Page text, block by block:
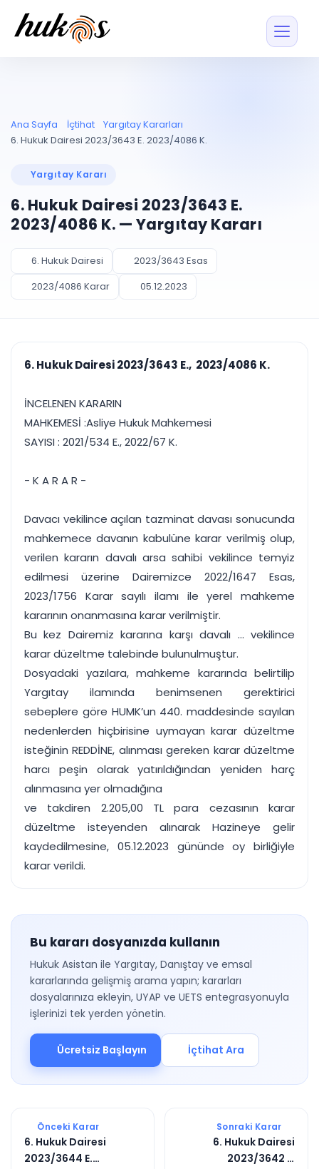
Entegrasyonu
UYAP ile otomatik
UYAP Evrak
Entegrasyonu
UETS Entegrasyonu
Tebligatları anında
Müvekkil ve taraf
Vekalet
PLANLAMA & TAKİP
Pano ve Takip
Duruşma ve görev
takvimi
Bildirim
takibi
Tek panelde uçtan uca yönetim
Tüm özellikleri inceleyin
Blog
Ücretsiz Başlayın Giriş Yap
Ana Sayfa İçtihat
Yargıtay Kararları
6. Hukuk Dairesi 2023/3643 E. 2023/4086 K.
Yargıtay Kararı
6. Hukuk Dairesi 2023/3643 E.
2023/4086 K. — Yargıtay Kararı
6. Hukuk Dairesi
2023/3643 Esas
2023/4086 Karar
05.12.2023
6. Hukuk Dairesi 2023/3643 E., 2023/4086 K.
İNCELENEN KARARIN
MAHKEMESİ :Asliye Hukuk Mahkemesi
SAYISI : 2021/534 E., 2022/67 K.
- K A R A R -
Davacı vekilince açılan tazminat davası sonucunda
mahkemece davanın kabulüne karar verilmiş olup,
verilen kararın davalı arsa sahibi vekilince temyiz
edilmesi üzerine Dairemizce 2022/1647 Esas,
2023/1756 Karar sayılı ilamı ile yerel mahkeme
kararının onanmasına karar verilmiştir.
Bu kez Dairemiz kararına karşı davalı ... vekilince
karar düzeltme talebinde bulunulmuştur.
Dosyadaki yazılara, mahkeme kararında belirtilip
Yargıtay ilamında benimsenen gerektirici
sebeplere göre HUMK’un 440. maddesinde sayılan
nedenlerden hiçbirisine uymayan karar düzeltme
isteğinin REDDİNE, alınması gereken karar düzeltme
harcı peşin olarak yatırıldığından yeniden harç
alınmasına yer olmadığına
ve takdiren 2.205,00 TL para cezasının karar
düzeltme isteyenden alınarak Hazineye gelir
kaydedilmesine, 05.12.2023 gününde oy birliğiyle
karar verildi.
Bu kararı dosyanızda kullanın
Hukuk Asistan ile Yargıtay, Danıştay ve emsal
kararlarında gelişmiş arama yapın; kararları
dosyalarınıza ekleyin, UYAP ve UETS entegrasyonuyla
işlerinizi tek yerden yönetin.
Ücretsiz Başlayın İçtihat Ara
Önceki Karar
6. Hukuk Dairesi
2023/3644 E.
Sonraki Karar
6. Hukuk Dairesi
2023/3642 E.